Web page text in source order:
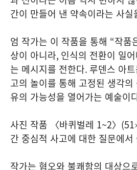
간이 만들어 낸 약속이라는 사실
엄 작가는 이 작품을 통해 “작품
상이 아니라, 인식의 전환이 일
는 메시지를 전한다. 루덴스 아
고의 놀이를 통해 고정된 생각
유의 가능성을 열어가는 예술이
사진 작품 〈바퀴벌레 1~2〉
간 중심적 사고에 대한 질문에서
작가는 혐오와 불쾌함의 대상으